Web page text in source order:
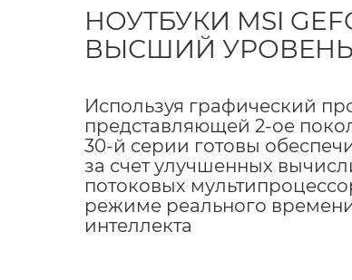
НОУТБУКИ MSI
ВЫСШИЙ
Используя графический
представляющей 2-ое
30-й серии готовы
за счет улучшенных
потоковых
режиме реального
интеллекта